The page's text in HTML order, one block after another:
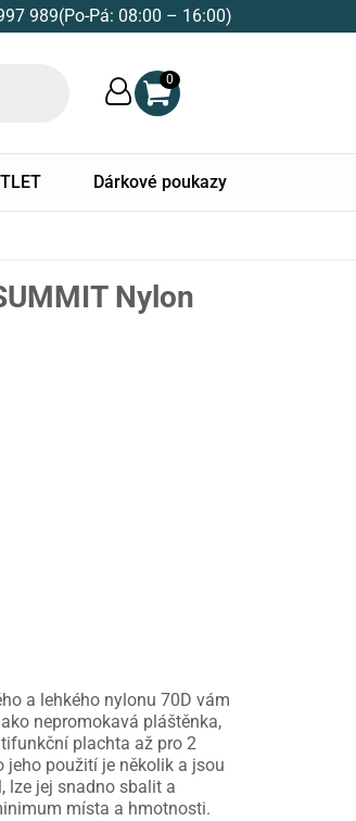
989(Po-Pá: 08:00 – 16:00)
0
Dárkové poukazy
Nylon
a lehkého nylonu 70D vám
nepromokavá pláštěnka,
plachta až pro 2
jeho použití je několik a jsou
lze jej snadno sbalit a
místa a hmotnosti.